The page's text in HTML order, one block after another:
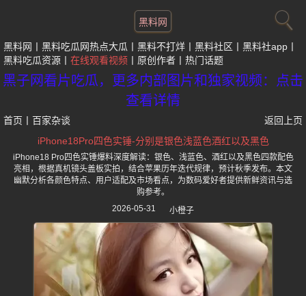
黑料网
黑料网 黑料吃瓜网热点大瓜 黑料不打烊 黑料社区
黑料社app
黑料吃瓜资源
在线观看视频 原创作者 热门话题
黑子网看片吃瓜，更多内部图片和独家视频：点击
查看详情
首页 百家杂谈
返回上页
iPhone18Pro四色实锤-分别是银色浅蓝色酒红以及黑色
iPhone18 Pro四色实锤爆料深度解读：银色、浅蓝色、酒红以及黑色四款配色
亮相，根据真机镜头盖板实拍，结合苹果历年迭代规律，预计秋季发布。本文
幽默分析各颜色特点、用户适配及市场看点，为数码爱好者提供新鲜资讯与选
购参考。
2026-05-31
小橙子